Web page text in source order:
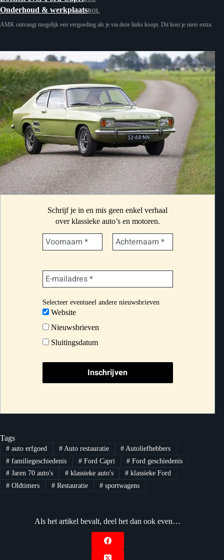
Onderhoud & werkplaatsBOL
AMK ontvangt mogelijk een vergoeding als je via deze links koopt. Dit kost je niets extra.
Schrijf je in en mis geen enkel verhaal
over klassieke auto’s en motoren.
Selecteer eventueel andere nieuwsbrieven
Website
Nieuwsbrieven
Sluitingsdatum
Tags
#auto erfgoed #Auto restauratie # Autoliefhebbers
#familiegeschiedenis #Ford Capri # Ford geschiedenis
#Jaren 70 auto's #klassieke auto's # klassieke Ford
#Oldtimers #Restauratie # sportwagens
Als het artikel bevalt, deel het dan ook even…